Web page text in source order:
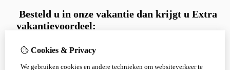
Cookies & Privacy
We gebruiken cookies en andere technieken om websiteverkeer te
Besteld u in onze vakantie dan krijgt u Extra
vakantievoordeel:
Gratis Carniwell hondensnack extraatje
bij iedere bestelling.